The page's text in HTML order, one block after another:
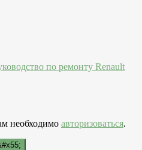
по ремонту Renault
необходимо авторизоваться.